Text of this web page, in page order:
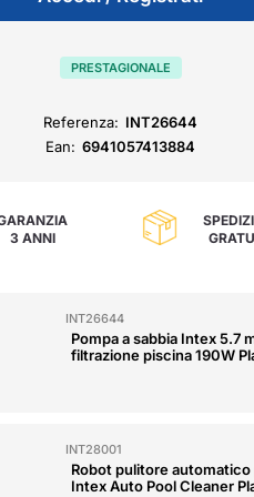
PRESTAGIONALE
Referenza: INT26644
Ean: 6941057413884
3 ANNI
INT26644
Pompa a sabbia Intex 5.7
filtrazione piscina 190W
INT28001
Robot pulitore
Intex Auto Pool Cleaner